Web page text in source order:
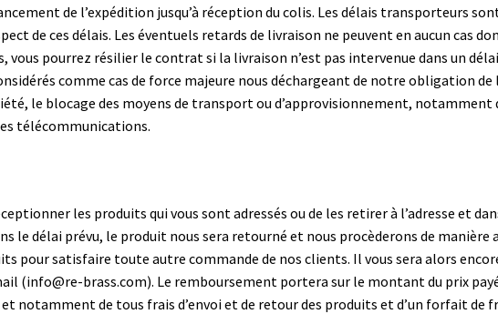
de l’expédition jusqu’à réception du colis. Les délais transporteurs
de ces délais. Les éventuels retards de livraison ne peuvent en aucun cas
vous pourrez résilier le contrat si la livraison n’est pas intervenue dans un
comme cas de force majeure nous déchargeant de notre obligation
le blocage des moyens de transport ou d’approvisionnement, notamment
télécommunications.
les produits qui vous sont adressés ou de les retirer à l’adresse et
le délai prévu, le produit nous sera retourné et nous procèderons de
pour satisfaire toute autre commande de nos clients. Il vous sera alors
(info@re-brass.com). Le remboursement portera sur le montant du prix
notamment de tous frais d’envoi et de retour des produits et d’un forfait de